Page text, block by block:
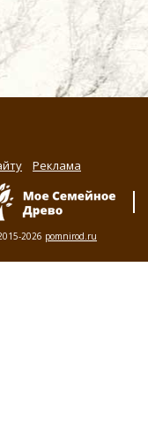
Реклама
2026 pomnirod.ru